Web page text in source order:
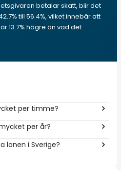
betalar skatt, blir det
till 56.4%, vilket innebär att
13.7% högre än vad det
per timme?
per år?
lönen i Sverige?